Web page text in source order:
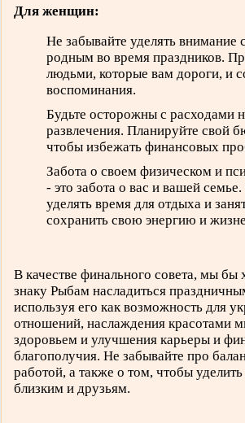
Для женщин:
Не забывайте уделять внимание
родным во время праздников.
людьми, которые вам дороги, и
воспоминания.
Будьте осторожны с расходами
развлечения. Планируйте свой
чтобы избежать финансовых
Забота о своем физическом и
- это забота о вас и вашей
уделять время для отдыха и
сохранить свою энергию и
В качестве финального совета, мы бы
знаку Рыбам насладиться
используя его как возможность для
отношений, наслаждения красотами
здоровьем и улучшения карьеры и
благополучия. Не забывайте про
работой, а также о том, чтобы
близким и друзьям.